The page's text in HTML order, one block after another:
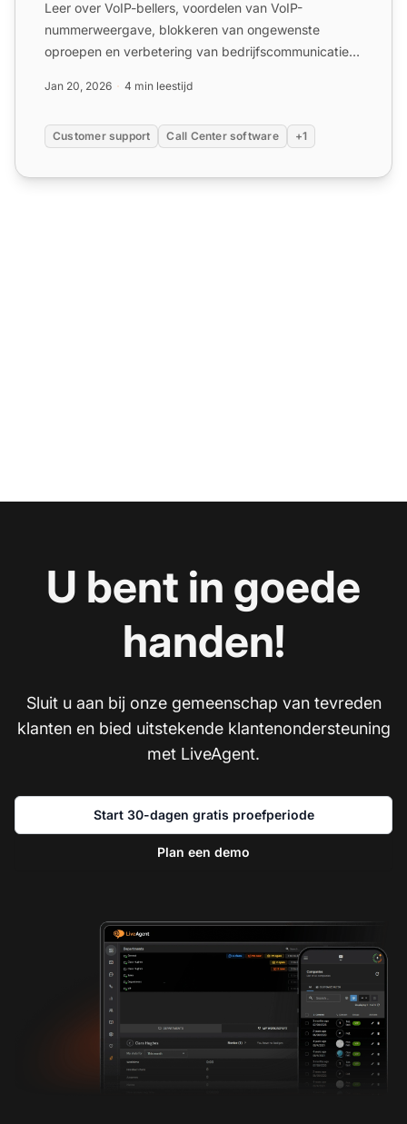
Leer over VoIP-bellers, voordelen van VoIP-
nummerweergave, blokkeren van ongewenste
oproepen en verbetering van bedrijfscommunicatie.
Jan 20, 2026 4 min leestijd
Customer support Call Center software +1
U bent in goede
handen!
Sluit u aan bij onze gemeenschap van tevreden
klanten en bied uitstekende klantenondersteuning
met LiveAgent.
Start 30-dagen gratis proefperiode
Plan een demo